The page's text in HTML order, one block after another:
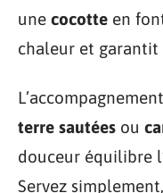
une cocotte en
chaleur et garantit
terre sautées ou
douceur équilibre
Servez